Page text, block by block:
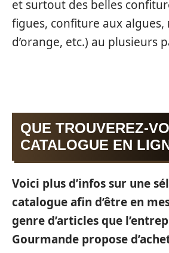
et surtout des belles
figues, confiture aux algues,
d’orange, etc.) au plusieurs
QUE TROUVEREZ-
CATALOGUE EN
Voici plus d’infos sur une
catalogue afin d’être en
genre d’articles que
Gourmande propose